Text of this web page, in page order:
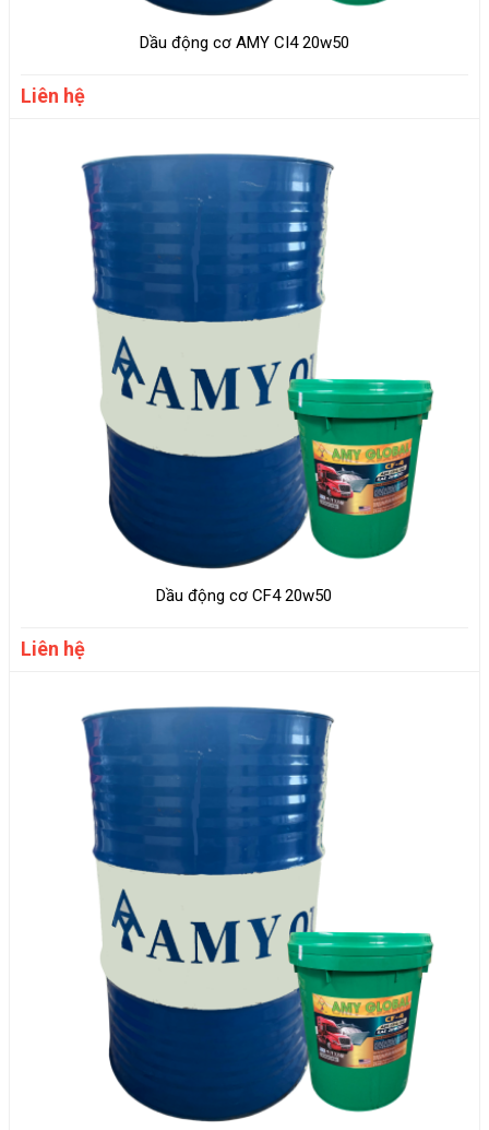
Dầu động cơ AMY CI4 20w50
Liên hệ
Dầu động cơ CF4 20w50
Liên hệ